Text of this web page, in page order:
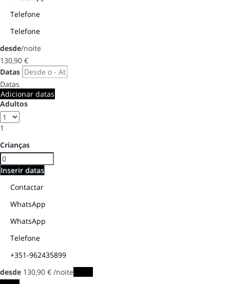
Telefone
Telefone
desde/noite
130,90 €
Datas
Datas
Adicionar datas
Adultos
1
Crianças
Inserir datas
Contactar
WhatsApp
WhatsApp
Telefone
+351-962435899
desde 130,90 € /noite